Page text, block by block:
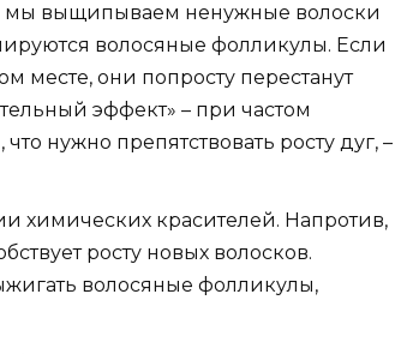
мы выщипываем ненужные волоски
волосяные фолликулы. Если
месте, они попросту перестанут
эффект» – при частом
нужно препятствовать росту дуг, –
химических красителей. Напротив,
росту новых волосков.
волосяные фолликулы,